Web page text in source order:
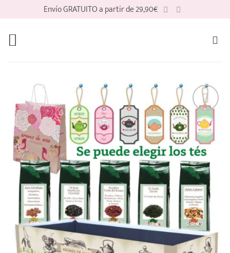
contenido
Envío GRATUITO a partir de 29,90€